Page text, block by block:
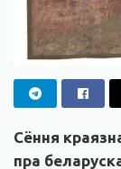
Сёння
пра